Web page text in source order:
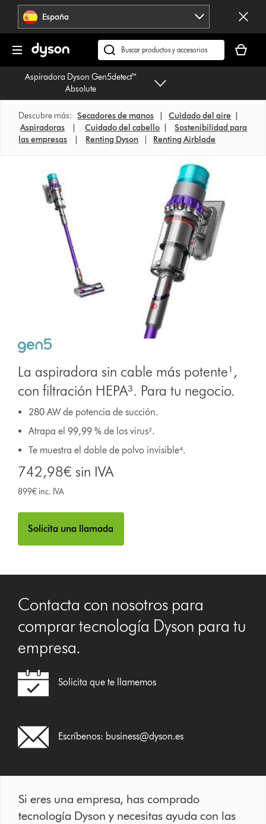
Omitir
navegación España
Buscar
en
dyson.es
cesta
está
Aspiradora Dyson Gen5detect™
Absolute
Descubre más:Secadores de manos |Cuidado del aire
Aspiradoras |Cuidado del cabello
Sostenibilidad para
las empresas
Renting Dyson Renting Airblade
La aspiradora sin cable más potente¹,
con filtración HEPA³. Para tu negocio.
280 AW de potencia de succión.
Atrapa el 99,99 % de los virus².
Te muestra el doble de polvo invisible⁴.
742,98€ sin IVA
899€ inc. IVA
Solicita una llamada
Contacta con nosotros para
comprar tecnología Dyson para tu
empresa.
Solicita que te llamemos
Escríbenos: business@dyson.es
Si eres una empresa, has comprado
tecnología Dyson y necesitas ayuda con las